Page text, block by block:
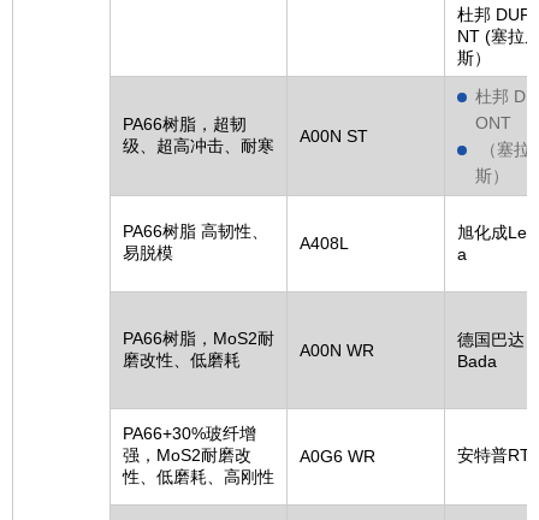
杜邦
NT (塞拉
斯）
PA66树脂，超韧
级、超高冲击、耐寒
A00N ST
杜邦
ONT
（塞拉
斯）
PA66树脂 高韧性、
易脱模
A408L
旭化成
a
PA66树脂，MoS2耐
磨改性、低磨耗
A00N WR
德国巴达
Bada
PA66+30%玻纤增
强，MoS2耐磨改
性、低磨耗、高刚性
A0G6 WR 安特普